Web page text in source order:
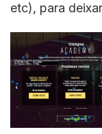
etc), para